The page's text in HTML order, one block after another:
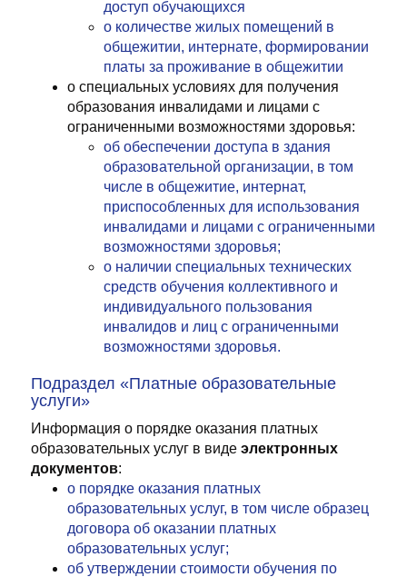
доступ обучающихся
о количестве жилых помещений в
общежитии, интернате, формировании
платы за проживание в общежитии
о специальных условиях для получения
образования инвалидами и лицами с
ограниченными возможностями здоровья:
об обеспечении доступа в здания
образовательной организации, в том
числе в общежитие, интернат,
приспособленных для использования
инвалидами и лицами с ограниченными
возможностями здоровья;
о наличии специальных технических
средств обучения коллективного и
индивидуального пользования
инвалидов и лиц с ограниченными
возможностями здоровья.
Подраздел «Платные образовательные
услуги»
Информация о порядке оказания платных
образовательных услуг в виде электронных
документов:
о порядке оказания платных
образовательных услуг, в том числе образец
договора об оказании платных
образовательных услуг;
об утверждении стоимости обучения по